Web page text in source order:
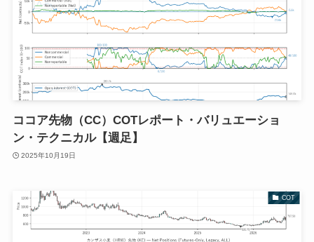
ココア先物（CC）COTレポート・バリュエーショ
ン・テクニカル【週足】
2025年10月19日
COT